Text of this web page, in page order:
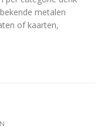
metalen
of kaarten,